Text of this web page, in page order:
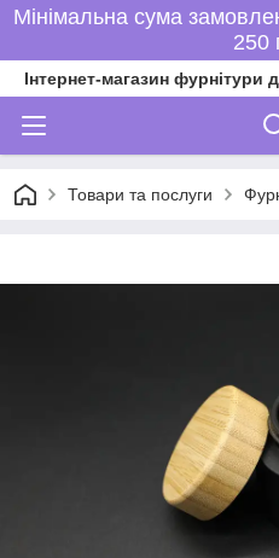
Мінімальна сума
250
Інтернет-магазин фурнітури
Товари та послуги